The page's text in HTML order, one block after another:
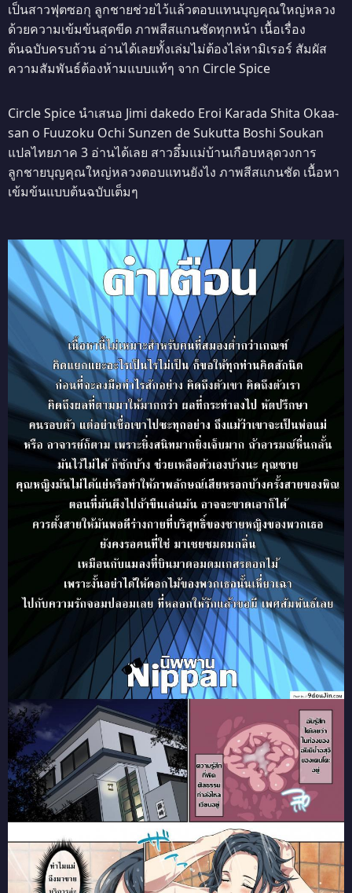
เป็นสาวฟุตซอกุ ลูกชายช่วยไว้แล้วตอบแทนบุญคุณใหญ่หลวง
ด้วยความเข้มข้นสุดขีด ภาพสีสแกนชัดทุกหน้า เนื้อเรื่อง
ต้นฉบับครบถ้วน อ่านได้เลยทั้งเล่มไม่ต้องไล่หามิเรอร์ สัมผัส
ความสัมพันธ์ต้องห้ามแบบแท้ๆ จาก Circle Spice
Circle Spice นำเสนอ Jimi dakedo Eroi Karada Shita Okaa-
san o Fuuzoku Ochi Sunzen de Sukutta Boshi Soukan
แปลไทยภาค 3 อ่านได้เลย สาวอึ๋มแม่บ้านเกือบหลุดวงการ
ลูกชายบุญคุณใหญ่หลวงตอบแทนยังไง ภาพสีสแกนชัด เนื้อหา
เข้มข้นแบบต้นฉบับเต็มๆ